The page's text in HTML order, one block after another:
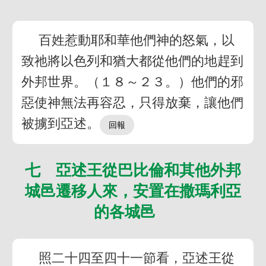
百姓惹動耶和華他們神的怒氣，以
致祂將以色列和猶大都從他們的地趕到
外邦世界。（１８～２３。）他們的邪
惡使神無法再容忍，只得放棄，讓他們
被擄到亞述。
七 亞述王從巴比倫和其他外邦
城邑遷移人來，安置在撒瑪利亞
的各城邑
照二十四至四十一節看，亞述王從